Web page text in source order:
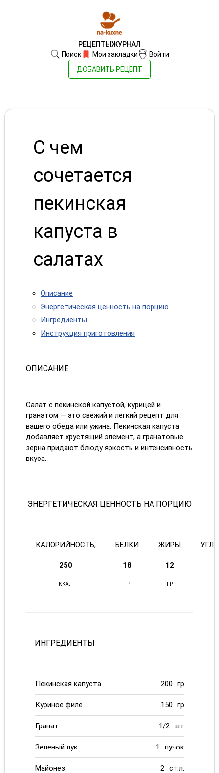
РЕЦЕПТЫ ЖУРНАЛ
Поиск
Мои закладки
Войти
ДОБАВИТЬ РЕЦЕПТ
С чем
сочетается
пекинская
капуста в
салатах
Описание
Энергетическая ценность на порцию
Ингредиенты
Инструкция приготовления
ОПИСАНИЕ
Салат с пекинской капустой, курицей и
гранатом — это свежий и легкий рецепт для
вашего обеда или ужина. Пекинская капуста
добавляет хрустящий элемент, а гранатовые
зерна придают блюду яркость и интенсивность
вкуса.
ЭНЕРГЕТИЧЕСКАЯ ЦЕННОСТЬ НА ПОРЦИЮ
КАЛОРИЙНОСТЬ, БЕЛКИ ЖИРЫ
250 18 12
ККАЛ ГР ГР
ИНГРЕДИЕНТЫ
Пекинская капуста 200 гр
Куриное филе 150 гр
Гранат 1/2 шт
Зеленый лук 1 пучок
Майонез 2 ст.л.